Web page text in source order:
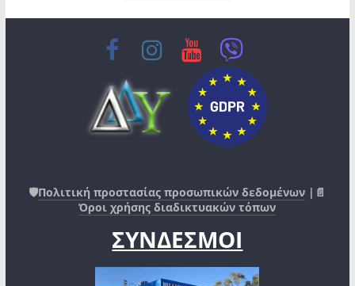
🛡️Πολιτική προστασίας προσωπικών δεδομένων |📄
Όροι χρήσης διαδικτυακών τόπων
ΣΥΝΔΕΣΜΟΙ